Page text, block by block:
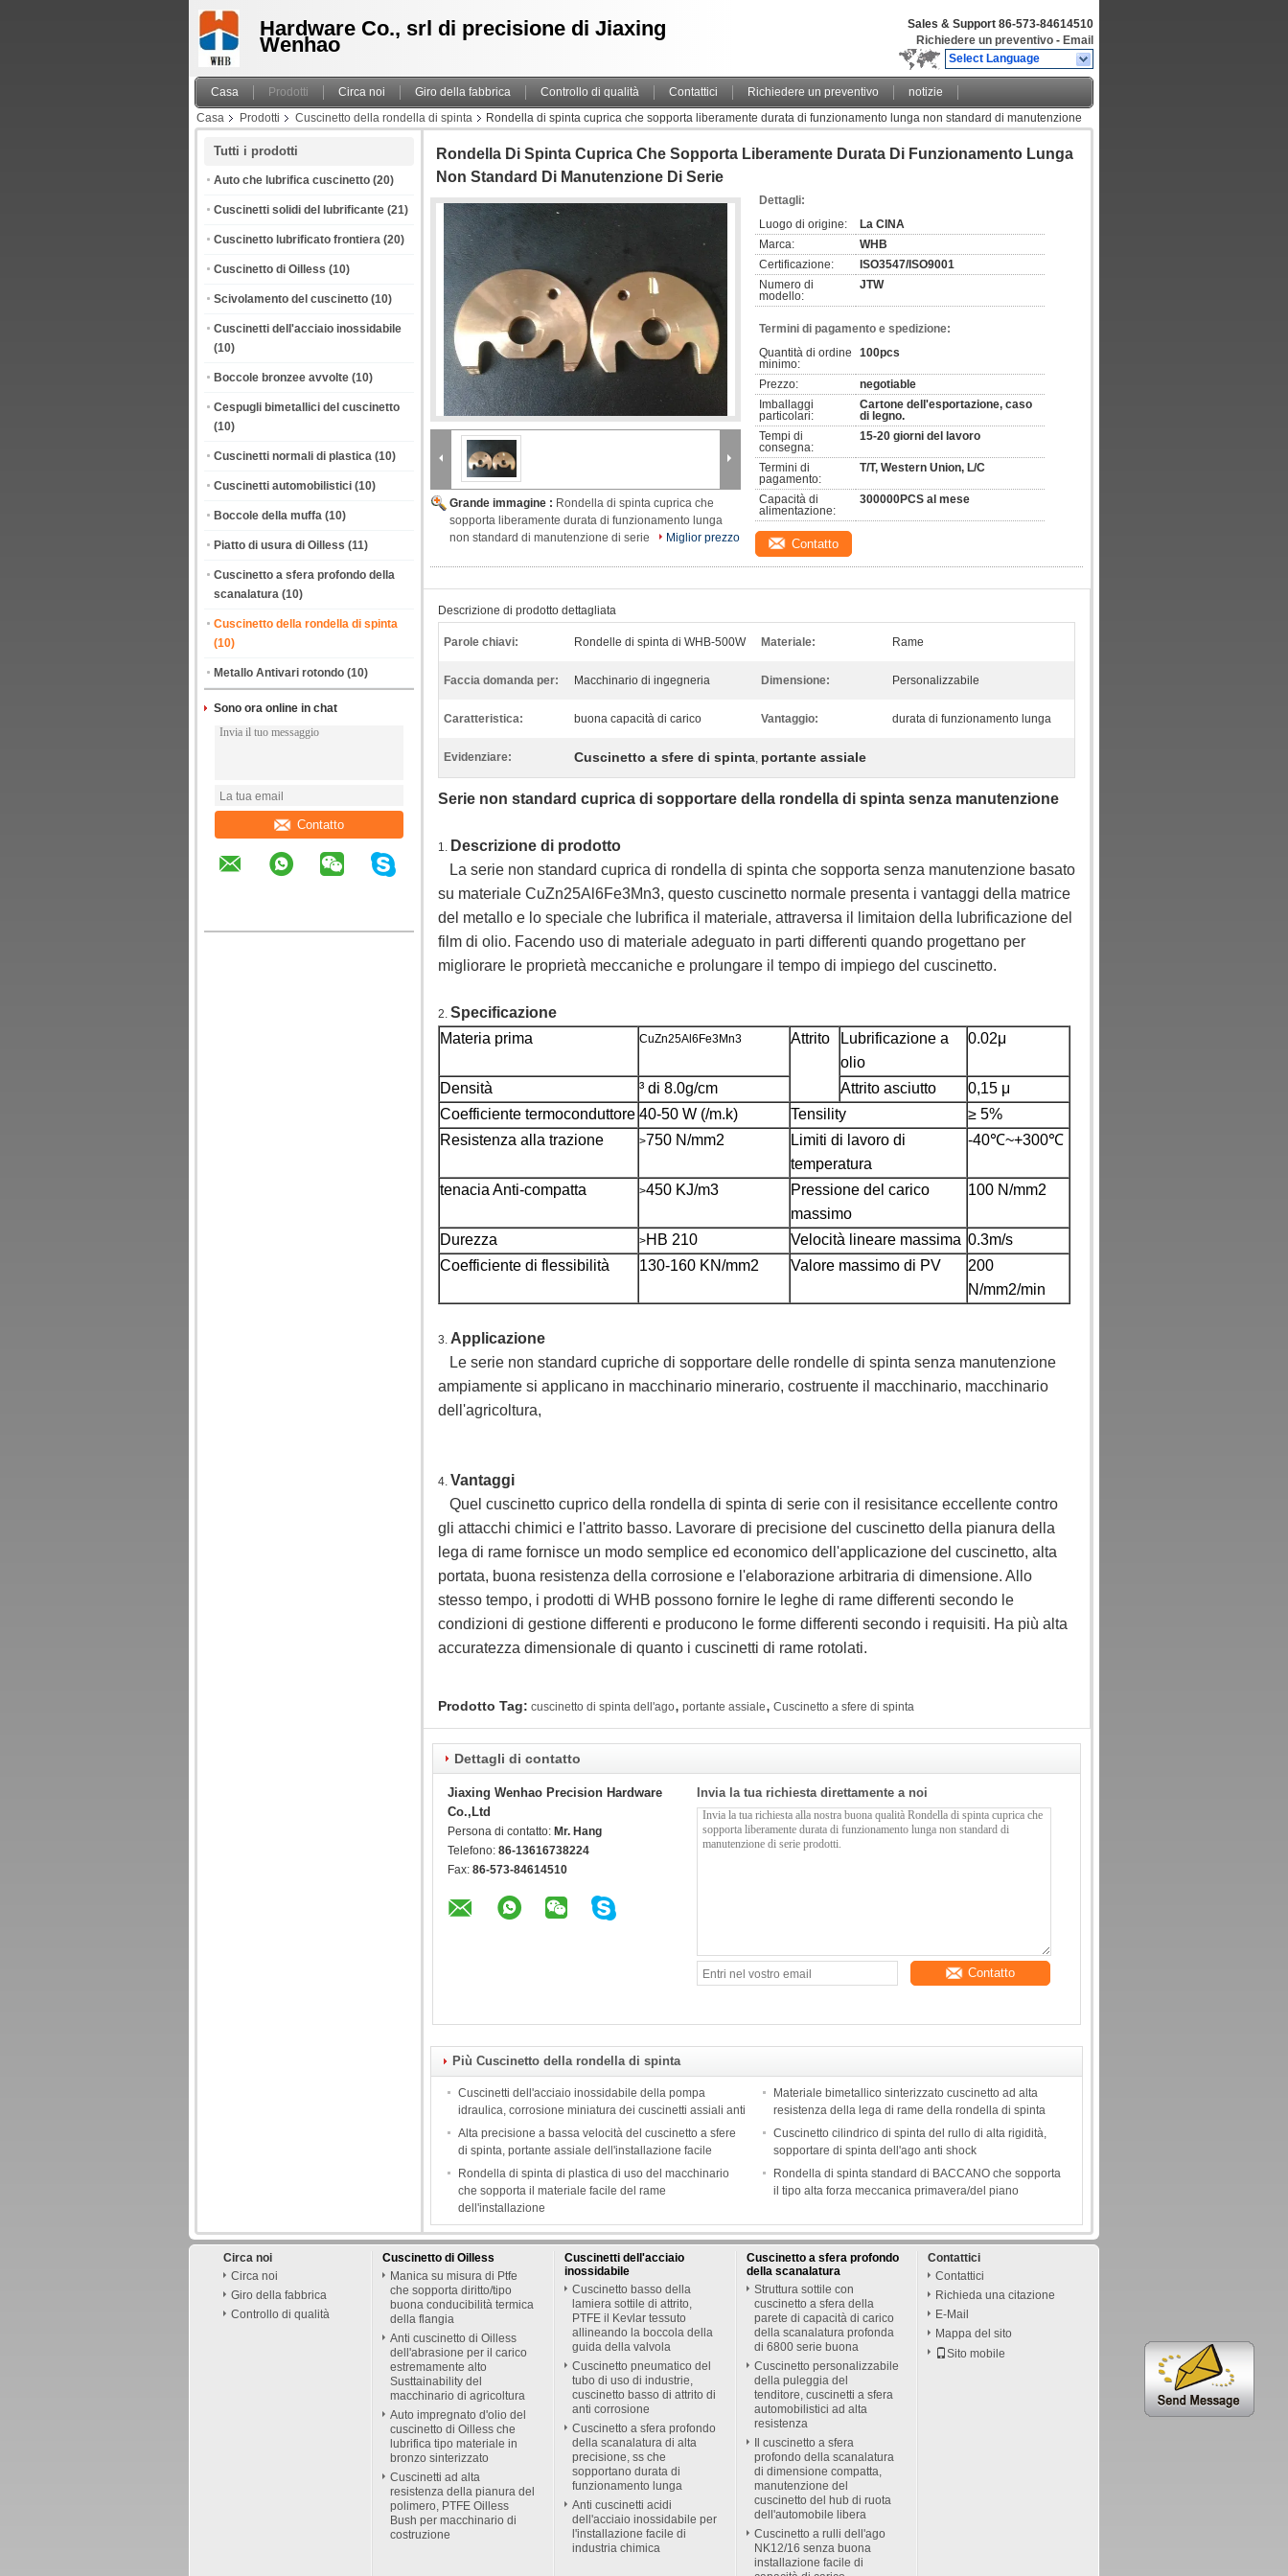
Hardware Co., srl di precisione di Jiaxing
Wenhao
Sales & Support 86-573-84614510
Richiedere un preventivo - Email
Select Language
Casa Prodotti Circa noi Giro della fabbrica Controllo di qualità Contattici Richiedere un preventivo
notizie
Casa
Prodotti Cuscinetto della rondella di spinta
Rondella di spinta cuprica che sopporta liberamente durata di funzionamento lunga non standard di manutenzione
Tutti i prodotti
Auto che lubrifica cuscinetto (20)
Cuscinetti solidi del lubrificante (21)
Cuscinetto lubrificato frontiera (20)
Cuscinetto di Oilless (10)
Scivolamento del cuscinetto (10)
Cuscinetti dell'acciaio inossidabile
(10)
Boccole bronzee avvolte (10)
Cespugli bimetallici del cuscinetto
(10)
Cuscinetti normali di plastica (10)
Cuscinetti automobilistici (10)
Boccole della muffa (10)
Piatto di usura di Oilless (11)
Cuscinetto a sfera profondo della
scanalatura (10)
Cuscinetto della rondella di spinta
(10)
Metallo Antivari rotondo (10)
Sono ora online in chat
Contatto
Rondella Di Spinta Cuprica Che Sopporta Liberamente Durata Di Funzionamento Lunga
Non Standard Di Manutenzione Di Serie
Grande immagine : Rondella di spinta cuprica che
sopporta liberamente durata di funzionamento lunga
non standard di manutenzione di serie
Miglior prezzo
Dettagli:
Luogo di origine:
La CINA
Marca:
WHB
Certificazione:
ISO3547/ISO9001
Numero di
modello:
JTW
Termini di pagamento e spedizione:
Quantità di ordine
minimo:
100pcs
Prezzo:
negotiable
Imballaggi
particolari:
Cartone dell'esportazione, caso
di legno.
Tempi di
consegna:
15-20 giorni del lavoro
Termini di
pagamento:
T/T, Western Union, L/C
Capacità di
alimentazione:
300000PCS al mese
Contatto
Descrizione di prodotto dettagliata
Parole chiavi: Rondelle di spinta di WHB-500W Materiale: Rame
Faccia domanda per: Macchinario di ingegneria Dimensione: Personalizzabile
Caratteristica: buona capacità di carico Vantaggio: durata di funzionamento lunga
Evidenziare: Cuscinetto a sfere di spinta, portante assiale
Serie non standard cuprica di sopportare della rondella di spinta senza manutenzione
1. Descrizione di prodotto
La serie non standard cuprica di rondella di spinta che sopporta senza manutenzione basato
su materiale CuZn25Al6Fe3Mn3, questo cuscinetto normale presenta i vantaggi della matrice
del metallo e lo speciale che lubrifica il materiale, attraversa il limitaion della lubrificazione del
film di olio. Facendo uso di materiale adeguato in parti differenti quando progettano per
migliorare le proprietà meccaniche e prolungare il tempo di impiego del cuscinetto.
2. Specificazione
Materia prima
CuZn25Al6Fe3Mn3 Attrito
Lubrificazione a
olio
0.02μ
Densità ³ di 8.0g/cm Attrito asciutto
0,15 μ
Coefficiente termoconduttore 40-50 W (/m.k) Tensility
≥ 5%
Resistenza alla trazione
>750 N/mm2
Limiti di lavoro di
temperatura
-40℃~+300℃
tenacia Anti-compatta >450 KJ/m3
Pressione del carico
massimo
100 N/mm2
Durezza >HB 210 Velocità lineare massima 0.3m/s
Coefficiente di flessibilità
130-160 KN/mm2 Valore massimo di PV
200
N/mm2/min
3. Applicazione
Le serie non standard cupriche di sopportare delle rondelle di spinta senza manutenzione
ampiamente si applicano in macchinario minerario, costruente il macchinario, macchinario
dell'agricoltura,
4. Vantaggi
Quel cuscinetto cuprico della rondella di spinta di serie con il resisitance eccellente contro
gli attacchi chimici e l'attrito basso. Lavorare di precisione del cuscinetto della pianura della
lega di rame fornisce un modo semplice ed economico dell'applicazione del cuscinetto, alta
portata, buona resistenza della corrosione e l'elaborazione arbitraria di dimensione. Allo
stesso tempo, i prodotti di WHB possono fornire le leghe di rame differenti secondo le
condizioni di gestione differenti e producono le forme differenti secondo i requisiti. Ha più alta
accuratezza dimensionale di quanto i cuscinetti di rame rotolati.
Prodotto Tag: cuscinetto di spinta dell'ago, portante assiale, Cuscinetto a sfere di spinta
Dettagli di contatto
Jiaxing Wenhao Precision Hardware
Co.,Ltd
Persona di contatto: Mr. Hang
Telefono: 86-13616738224
Fax: 86-573-84614510
Invia la tua richiesta direttamente a noi
Contatto
Più Cuscinetto della rondella di spinta
Cuscinetti dell'acciaio inossidabile della pompa
idraulica, corrosione miniatura dei cuscinetti assiali anti
Materiale bimetallico sinterizzato cuscinetto ad alta
resistenza della lega di rame della rondella di spinta
Alta precisione a bassa velocità del cuscinetto a sfere
di spinta, portante assiale dell'installazione facile
Cuscinetto cilindrico di spinta del rullo di alta rigidità,
sopportare di spinta dell'ago anti shock
Rondella di spinta di plastica di uso del macchinario
che sopporta il materiale facile del rame
dell'installazione
Rondella di spinta standard di BACCANO che sopporta
il tipo alta forza meccanica primavera/del piano
Circa noi
Circa noi
Giro della fabbrica
Controllo di qualità
Cuscinetto di Oilless
Manica su misura di Ptfe
che sopporta diritto/tipo
buona conducibilità termica
della flangia
Anti cuscinetto di Oilless
dell'abrasione per il carico
estremamente alto
Susttainability del
macchinario di agricoltura
Auto impregnato d'olio del
cuscinetto di Oilless che
lubrifica tipo materiale in
bronzo sinterizzato
Cuscinetti ad alta
resistenza della pianura del
polimero, PTFE Oilless
Bush per macchinario di
costruzione
Cuscinetti dell'acciaio
inossidabile
Cuscinetto basso della
lamiera sottile di attrito,
PTFE il Kevlar tessuto
allineando la boccola della
guida della valvola
Cuscinetto pneumatico del
tubo di uso di industrie,
cuscinetto basso di attrito di
anti corrosione
Cuscinetto a sfera profondo
della scanalatura di alta
precisione, ss che
sopportano durata di
funzionamento lunga
Anti cuscinetti acidi
dell'acciaio inossidabile per
l'installazione facile di
industria chimica
Cuscinetto a sfera profondo
della scanalatura
Struttura sottile con
cuscinetto a sfera della
parete di capacità di carico
della scanalatura profonda
di 6800 serie buona
Cuscinetto personalizzabile
della puleggia del
tenditore, cuscinetti a sfera
automobilistici ad alta
resistenza
Il cuscinetto a sfera
profondo della scanalatura
di dimensione compatta,
manutenzione del
cuscinetto del hub di ruota
dell'automobile libera
Cuscinetto a rulli dell'ago
NK12/16 senza buona
installazione facile di
Contattici
Contattici
Richieda una citazione
E-Mail
Mappa del sito
Sito mobile